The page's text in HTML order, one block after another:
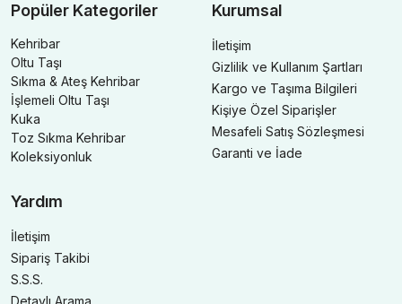
Popüler Kategoriler
Kehribar
Oltu Taşı
Sıkma & Ateş Kehribar
İşlemeli Oltu Taşı
Kuka
Toz Sıkma Kehribar
Koleksiyonluk
Kurumsal
İletişim
Gizlilik ve Kullanım Şartları
Kargo ve Taşıma Bilgileri
Kişiye Özel Siparişler
Mesafeli Satış Sözleşmesi
Garanti ve İade
Yardım
İletişim
Sipariş Takibi
S.S.S.
Detaylı Arama